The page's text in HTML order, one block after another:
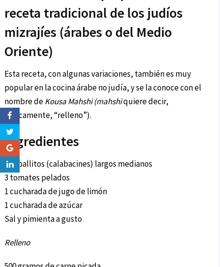
receta tradicional de los judíos
mizrajíes (árabes o del Medio
Oriente)
Esta receta, con algunas variaciones, también es muy
popular en la cocina árabe no judía, y se la conoce con el
nombre deKousa Mahshi (mahshiquiere decir,
básicamente, “relleno”).
Ingredientes
6 zapallitos (calabacines) largos medianos
3 tomates pelados
1 cucharada de jugo de limón
1 cucharada de azúcar
Sal y pimienta a gusto
Relleno